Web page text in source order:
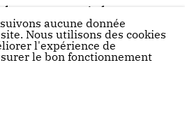
promouvoir la
au sein de
en Abyssinie en fait
partie.
aucune donnée
Nous utilisons des cookies
l'expérience de
le bon fonctionnement